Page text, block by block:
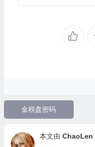
金税盘密码
本文由 ChaoLen